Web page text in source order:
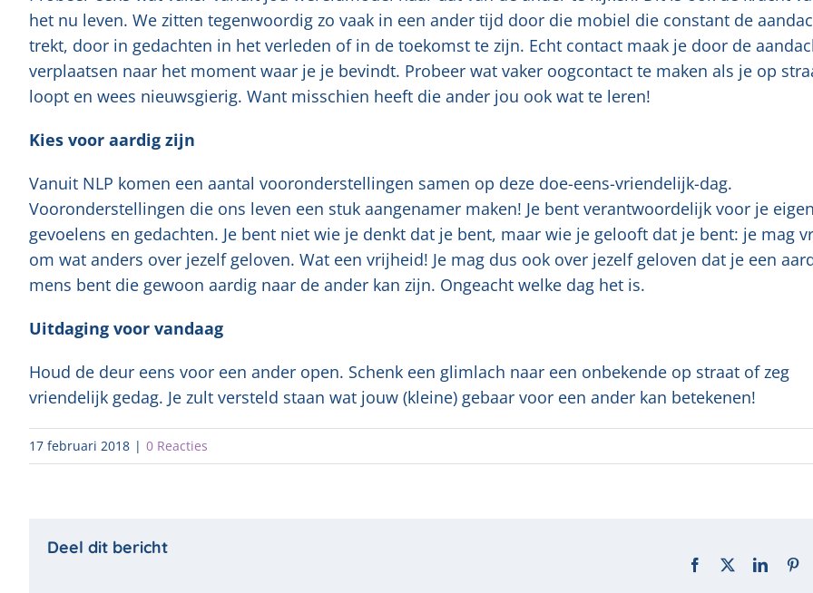
het nu leven. We zitten tegenwoordig zo vaak in een ander tijd door die mobiel die constant de
trekt, door in gedachten in het verleden of in de toekomst te zijn. Echt contact maak je door de
verplaatsen naar het moment waar je je bevindt. Probeer wat vaker oogcontact te maken als je op
loopt en wees nieuwsgierig. Want misschien heeft die ander jou ook wat te leren!
Kies voor aardig zijn
Vanuit NLP komen een aantal vooronderstellingen samen op deze doe-eens-vriendelijk-dag.
Vooronderstellingen die ons leven een stuk aangenamer maken! Je bent verantwoordelijk voor je eigen
gevoelens en gedachten. Je bent niet wie je denkt dat je bent, maar wie je gelooft dat je bent: je mag
om wat anders over jezelf geloven. Wat een vrijheid! Je mag dus ook over jezelf geloven dat je een
mens bent die gewoon aardig naar de ander kan zijn. Ongeacht welke dag het is.
Uitdaging voor vandaag
Houd de deur eens voor een ander open. Schenk een glimlach naar een onbekende op straat of zeg
vriendelijk gedag. Je zult versteld staan wat jouw (kleine) gebaar voor een ander kan betekenen!
17 februari 2018 | 0 Reacties
Facebook
X